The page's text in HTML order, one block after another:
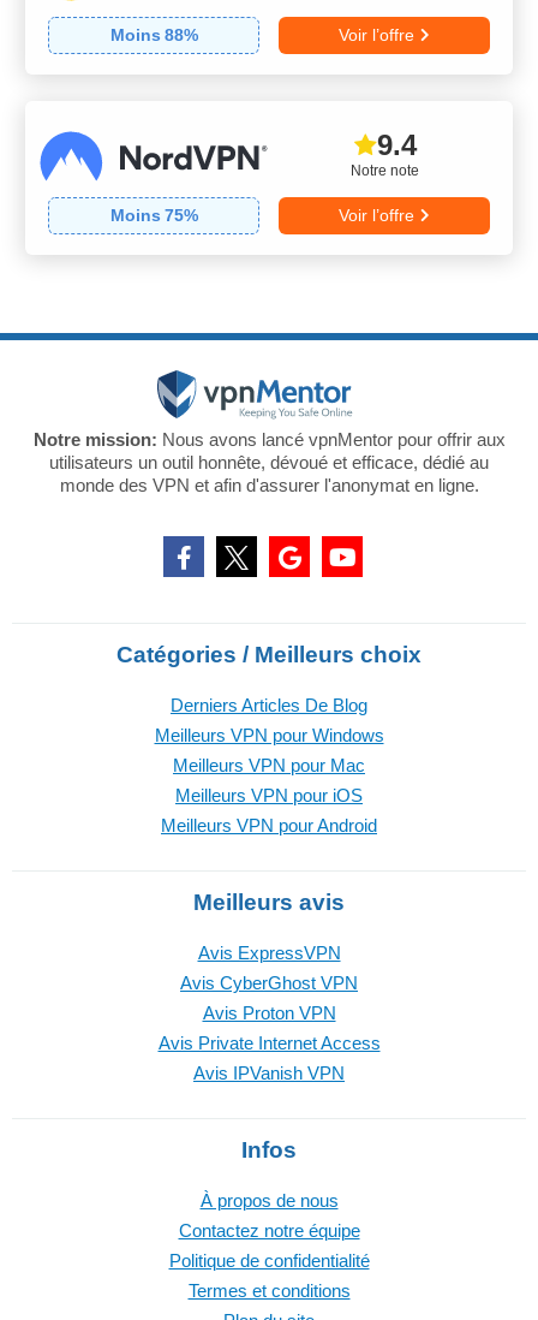
Moins 88% Voir l’offre
Notre note
9.4
Moins 75% Voir l’offre
Notre mission: Nous avons lancé vpnMentor pour offrir aux
utilisateurs un outil honnête, dévoué et efficace, dédié au
monde des VPN et afin d'assurer l'anonymat en ligne.
Catégories / Meilleurs choix
Derniers Articles De Blog
Meilleurs VPN pour Windows
Meilleurs VPN pour Mac
Meilleurs VPN pour iOS
Meilleurs VPN pour Android
Meilleurs avis
Avis ExpressVPN
Avis CyberGhost VPN
Avis Proton VPN
Avis Private Internet Access
Avis IPVanish VPN
Infos
À propos de nous
Contactez notre équipe
Politique de confidentialité
Termes et conditions